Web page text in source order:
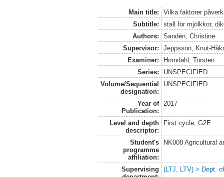
Main title:
Vilka faktorer
Subtitle:
stall för mjölkkor,
Authors:
Sandén, Christine
Supervisor:
Jeppsson, Knut-
Examiner:
Hörndahl, Torsten
Series:
UNSPECIFIED
Volume/Sequential
designation:
UNSPECIFIED
Year of
Publication:
2017
Level and depth
descriptor:
First cycle, G2E
Student's
programme
affiliation:
NK008 Agricultural
Supervising
(LTJ, LTV) > Dept.